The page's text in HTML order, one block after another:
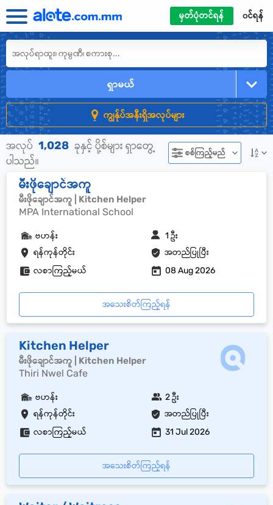
မှတ်ပုံတင်ရန် ၀င်ရန်
ရှာမယ်
ကျွန်ုပ်အနီးရှိအလုပ်များ
အလုပ် 1,028 ခုနှင့် ပို့စ်များ ရှာတွေ့
ပါသည်။
စစ်ကြည့်မည်
မီးဖိုချောင်အကူ
မီးဖိုချောင်အကူ | Kitchen Helper
MPA International School
ရန်ကုန်တိုင်း အတည်ပြုပြီး
ဗဟန်း 1 ဦး
လစာကြည့်မယ် 08 Aug 2026
အသေးစိတ်ကြည့်ရန်
Kitchen Helper
မီးဖိုချောင်အကူ | Kitchen Helper
Thiri Nwel Cafe
ရန်ကုန်တိုင်း အတည်ပြုပြီး
ဗဟန်း 2 ဦး
လစာကြည့်မယ် 31 Jul 2026
အသေးစိတ်ကြည့်ရန်